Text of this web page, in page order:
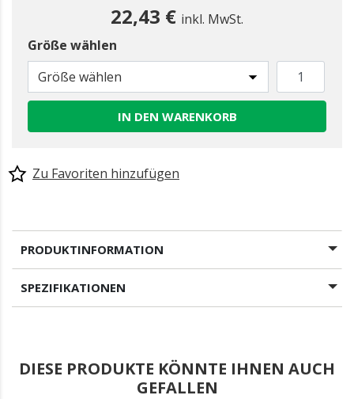
22,43 € inkl. MwSt.
Größe wählen
Größe wählen
IN DEN WARENKORB
Zu Favoriten hinzufügen
PRODUKTINFORMATION
SPEZIFIKATIONEN
DIESE PRODUKTE KÖNNTE IHNEN AUCH
GEFALLEN